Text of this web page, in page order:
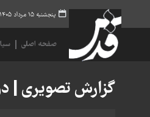
پنجشنبه ۱۵ مرداد ۱۴۰۵
صفحه اصلی
گزارش تصویری |